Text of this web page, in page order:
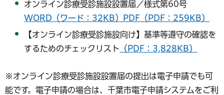
オンライン診療受診施設設置届／様式第60号
WORD（ワード：32KB）
PDF（PDF：259KB）
【オンライン診療受診施設向け】基準等遵守の確認を
するためのチェックリスト
（PDF：3,828KB）
※オンライン診療受診施設設置届の提出は電子申請でも可
能です。電子申請の場合は、千葉市電子申請システムをご利